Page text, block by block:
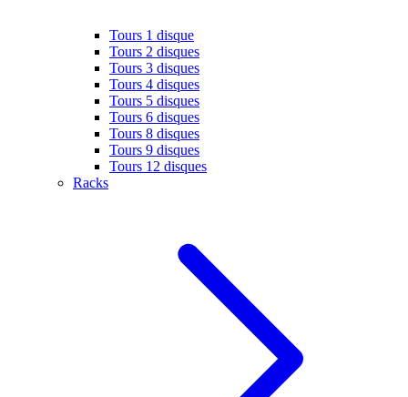
Tours 1 disque
Tours 2 disques
Tours 3 disques
Tours 4 disques
Tours 5 disques
Tours 6 disques
Tours 8 disques
Tours 9 disques
Tours 12 disques
Racks